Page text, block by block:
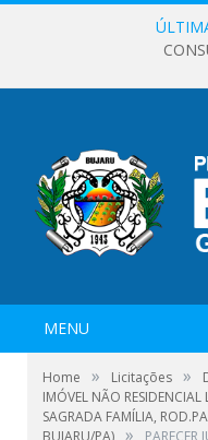
MENU
Home » Licitações »
IMÓVEL NÃO
SAGRADA FAMÍLIA,
BUJARU/PA) »